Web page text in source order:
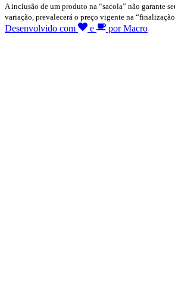
A inclusão de um produto na “sacola” não garante
variação, prevalecerá o preço vigente na
Desenvolvido com e por Macro